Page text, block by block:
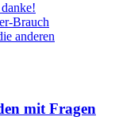
Brauch
anderen
mit Fragen